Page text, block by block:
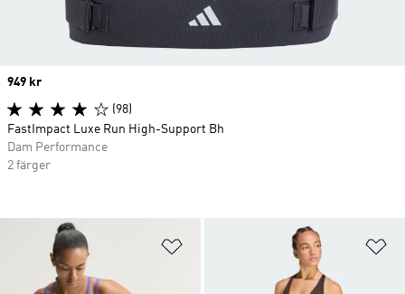
Lägg till på önskelistan
Price
949 kr
(98)
FastImpact Luxe Run High-Support Bh
Dam Performance
2 färger